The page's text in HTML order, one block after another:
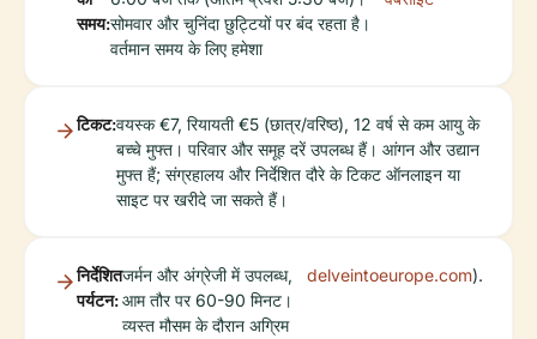
समय:सोमवार और चुनिंदा छुट्टियों पर बंद रहता है।
वर्तमान समय के लिए हमेशा
टिकट:वयस्क €7, रियायती €5 (छात्र/वरिष्ठ), 12 वर्ष से कम आयु के
बच्चे मुफ्त। परिवार और समूह दरें उपलब्ध हैं। आंगन और उद्यान
मुफ्त हैं; संग्रहालय और निर्देशित दौरे के टिकट ऑनलाइन या
साइट पर खरीदे जा सकते हैं।
निर्देशित
पर्यटन:
जर्मन और अंग्रेजी में उपलब्ध,
आम तौर पर 60-90 मिनट।
व्यस्त मौसम के दौरान अग्रिम
delveintoeurope.com).